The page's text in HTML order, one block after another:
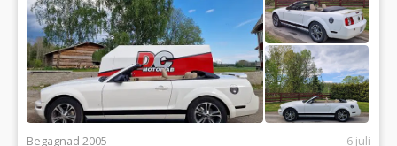
Begagnad 2005 6 juli